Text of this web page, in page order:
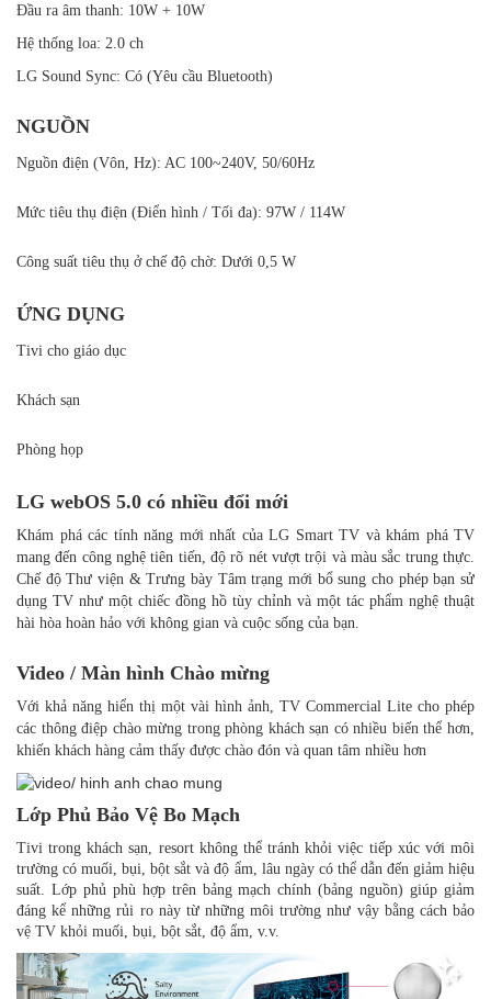
Đầu ra âm thanh: 10W + 10W
Hệ thống loa: 2.0 ch
LG Sound Sync: Có (Yêu cầu Bluetooth)
NGUỒN
Nguồn điện (Vôn, Hz): AC 100~240V, 50/60Hz
Mức tiêu thụ điện (Điển hình / Tối đa): 97W / 114W
Công suất tiêu thụ ở chế độ chờ: Dưới 0,5 W
ỨNG DỤNG
Tivi cho giáo dục
Khách sạn
Phòng họp
LG webOS 5.0 có nhiều đổi mới
Khám phá các tính năng mới nhất của LG Smart TV và khám phá TV
mang đến công nghệ tiên tiến, độ rõ nét vượt trội và màu sắc trung thực.
Chế độ Thư viện & Trưng bày Tâm trạng mới bổ sung cho phép bạn sử
dụng TV như một chiếc đồng hồ tùy chỉnh và một tác phẩm nghệ thuật
hài hòa hoàn hảo với không gian và cuộc sống của bạn.
Video / Màn hình Chào mừng
Với khả năng hiển thị một vài hình ảnh, TV Commercial Lite cho phép
các thông điệp chào mừng trong phòng khách sạn có nhiều biến thể hơn,
khiến khách hàng cảm thấy được chào đón và quan tâm nhiều hơn
Lớp Phủ Bảo Vệ Bo Mạch
Tivi trong khách sạn, resort không thể tránh khỏi việc tiếp xúc với môi
trường có muối, bụi, bột sắt và độ ẩm, lâu ngày có thể dẫn đến giảm hiệu
suất. Lớp phủ phù hợp trên bảng mạch chính (bảng nguồn) giúp giảm
đáng kể những rủi ro này từ những môi trường như vậy bằng cách bảo
vệ TV khỏi muối, bụi, bột sắt, độ ẩm, v.v.